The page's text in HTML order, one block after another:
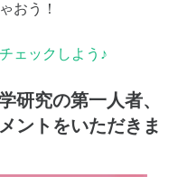
おう！
ェックしよう♪
研究の第一人者、
ントをいただきま